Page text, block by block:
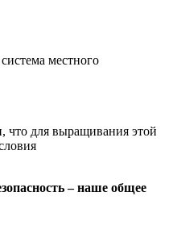
местного
для выращивания этой
– наше общее